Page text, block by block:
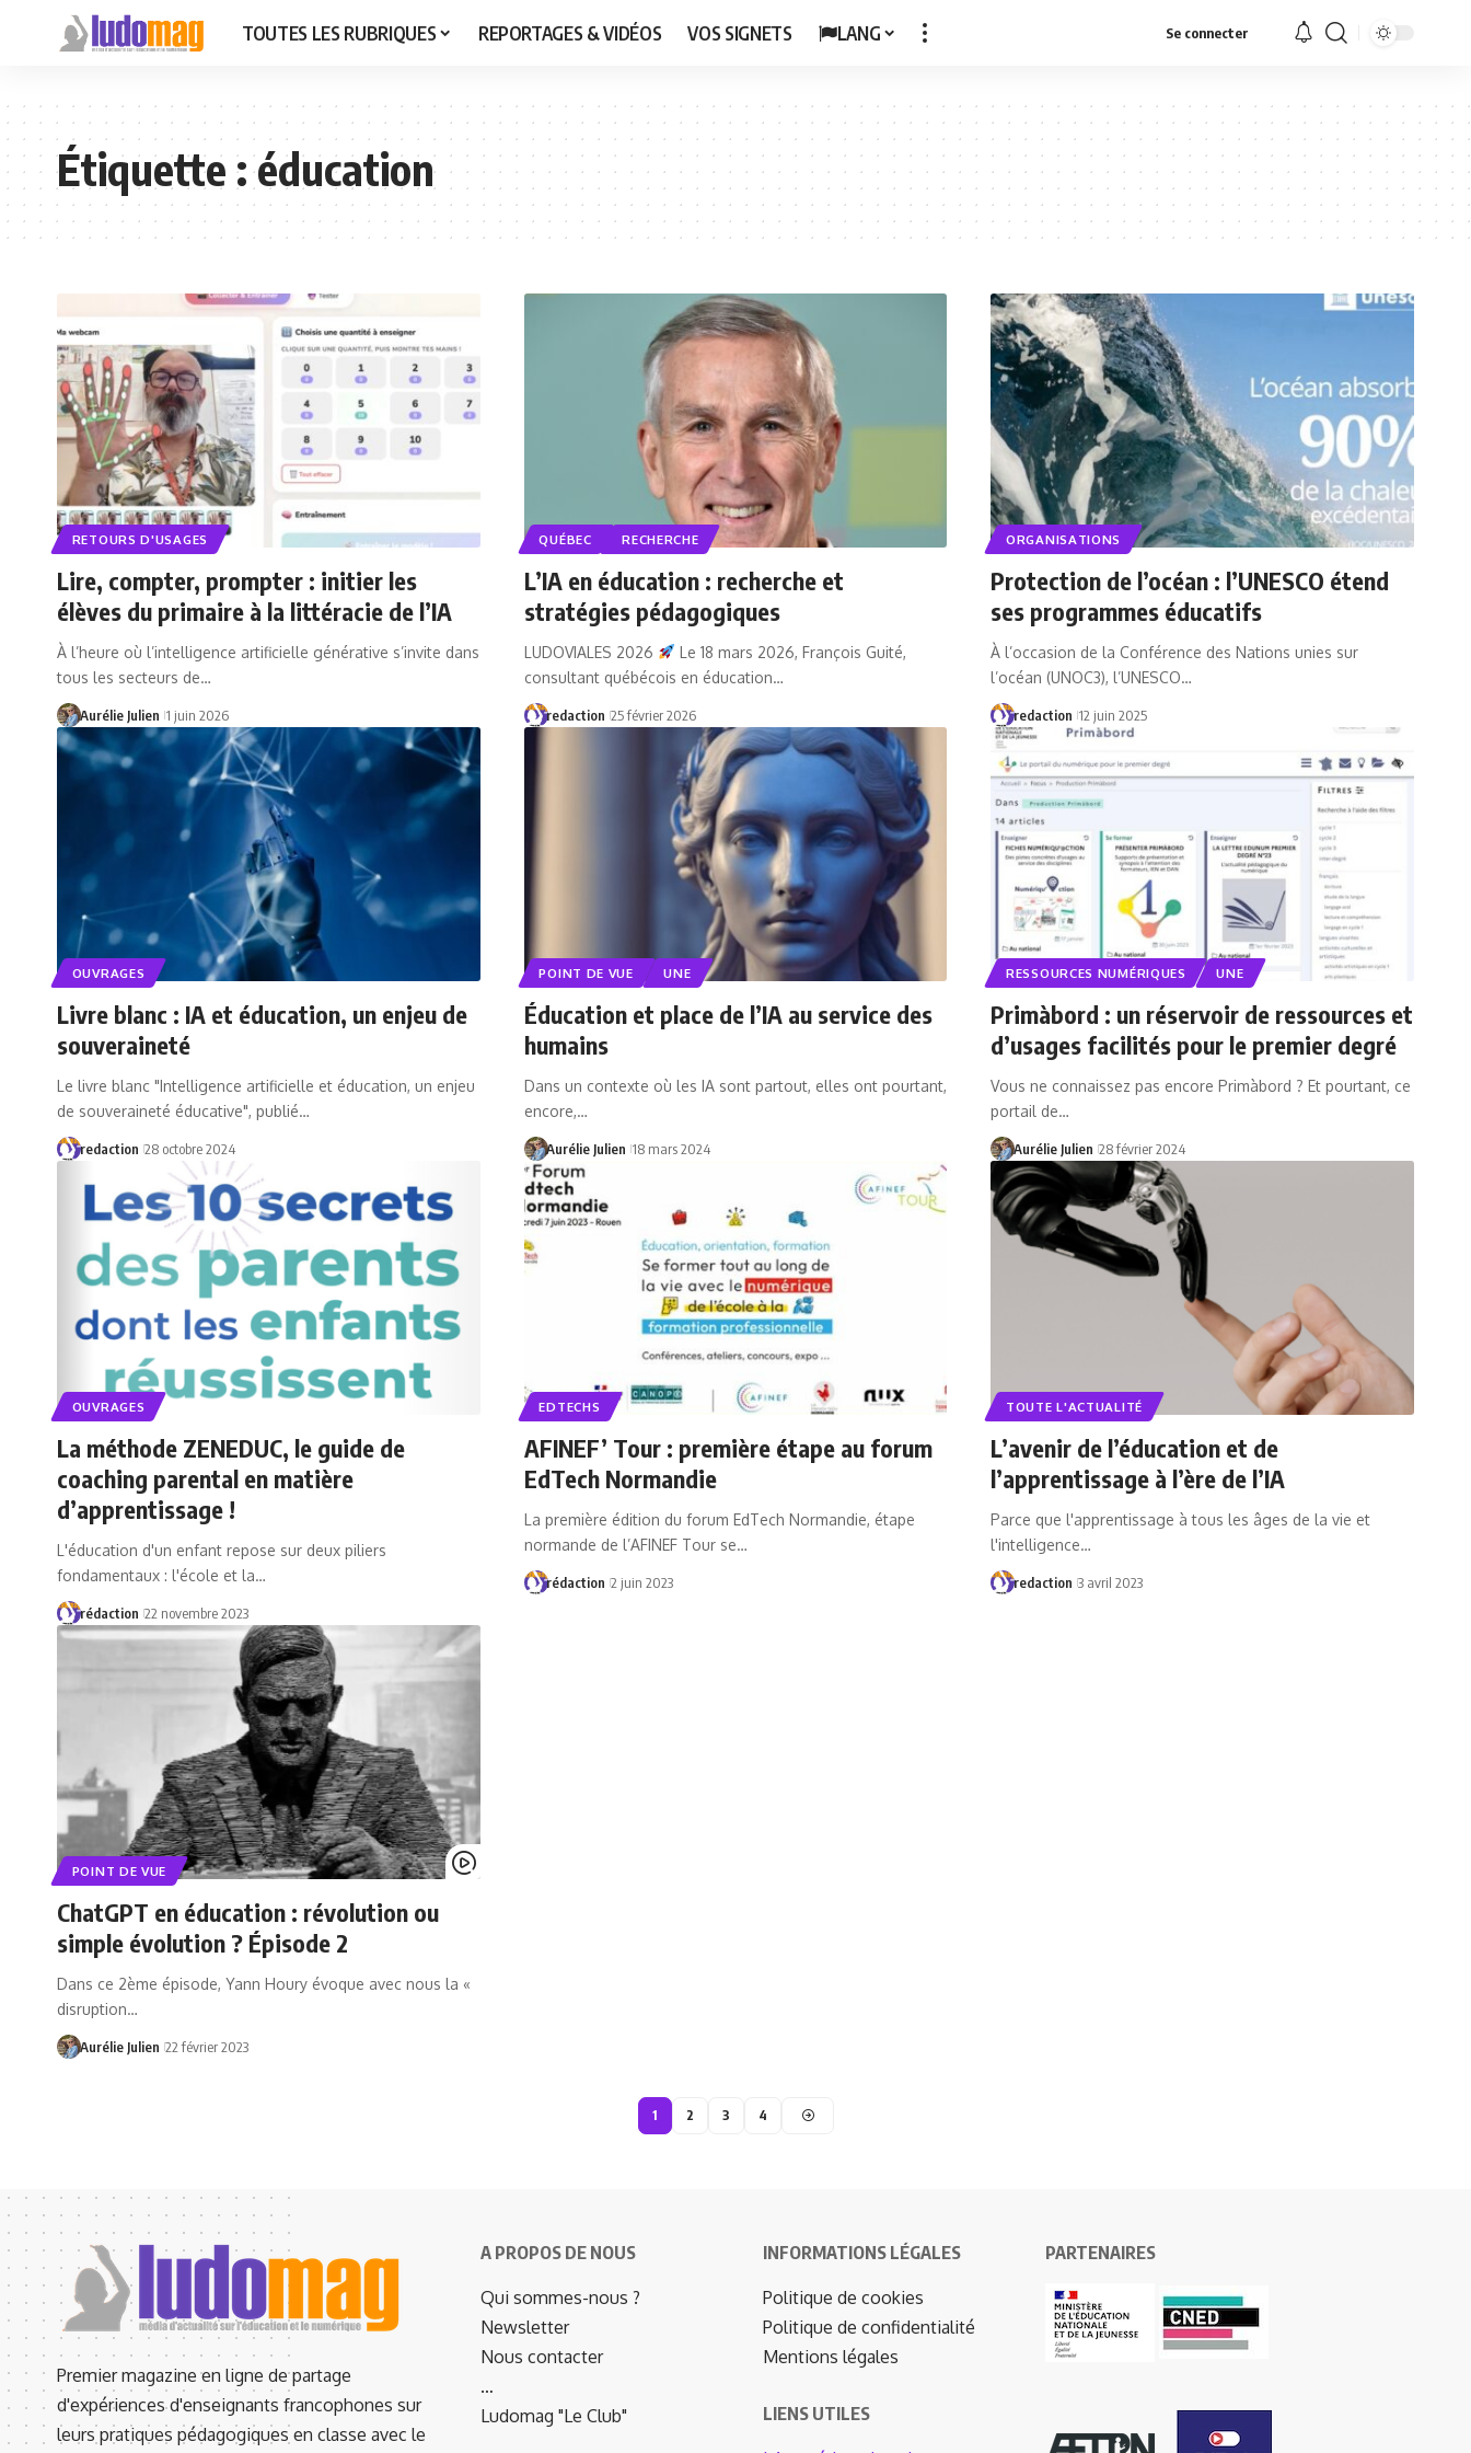
TOUTES LES RUBRIQUES REPORTAGES & VIDÉOS VOS SIGNETS LANG Se connecter
Étiquette :éducation
RETOURS D'USAGES
Lire, compter, prompter : initier les
élèves du primaire à la littéracie de l’IA
À l’heure où l’intelligence artificielle générative s’invite dans
tous les secteurs de…
Aurélie Julien 1 juin 2026
QUÉBEC RECHERCHE
L’IA en éducation : recherche et
stratégies pédagogiques
LUDOVIALES 2026
Le 18 mars 2026, François Guité,
consultant québécois en éducation…
redaction 25 février 2026
ORGANISATIONS
Protection de l’océan : l’UNESCO étend
ses programmes éducatifs
À l’occasion de la Conférence des Nations unies sur
l’océan (UNOC3), l’UNESCO…
redaction 12 juin 2025
OUVRAGES
Livre blanc : IA et éducation, un enjeu de
souveraineté
Le livre blanc "Intelligence artificielle et éducation, un enjeu
de souveraineté éducative", publié…
redaction 28 octobre 2024
POINT DE VUE UNE
Éducation et place de l’IA au service des
humains
Dans un contexte où les IA sont partout, elles ont pourtant,
encore,…
Aurélie Julien 18 mars 2024
RESSOURCES NUMÉRIQUES UNE
Primàbord : un réservoir de ressources et
d’usages facilités pour le premier degré
Vous ne connaissez pas encore Primàbord ? Et pourtant, ce
portail de…
Aurélie Julien 28 février 2024
OUVRAGES
La méthode ZENEDUC, le guide de
coaching parental en matière
d’apprentissage !
L'éducation d'un enfant repose sur deux piliers
fondamentaux : l'école et la…
rédaction 22 novembre 2023
EDTECHS
AFINEF’ Tour : première étape au forum
EdTech Normandie
La première édition du forum EdTech Normandie, étape
normande de l’AFINEF Tour se…
rédaction 2 juin 2023
TOUTE L'ACTUALITÉ
L’avenir de l’éducation et de
l’apprentissage à l’ère de l’IA
Parce que l'apprentissage à tous les âges de la vie et
l'intelligence…
redaction 3 avril 2023
POINT DE VUE
ChatGPT en éducation : révolution ou
simple évolution ? Épisode 2
Dans ce 2ème épisode, Yann Houry évoque avec nous la «
disruption…
Aurélie Julien 22 février 2023
1 2 3 4
Premier magazine en ligne de partage
d'expériences d'enseignants francophones sur
leurs pratiques pédagogiques en classe avec le
A PROPOS DE NOUS
Qui sommes-nous ?
Newsletter
Nous contacter
…
Ludomag "Le Club"
INFORMATIONS LÉGALES
Politique de cookies
Politique de confidentialité
Mentions légales
LIENS UTILES
PARTENAIRES